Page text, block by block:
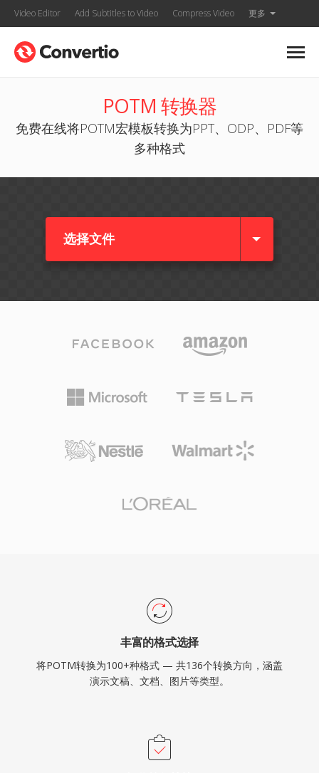
Video Editor Add Subtitles to Video Compress Video 更多
POTM 转换器
免费在线将POTM宏模板转换为PPT、ODP、PDF等
多种格式
选择文件
丰富的格式选择
将POTM转换为100+种格式 — 共136个转换方向，涵盖
演示文稿、文档、图片等类型。